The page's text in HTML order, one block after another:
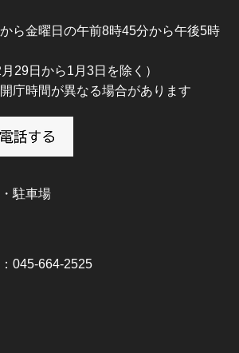
ら金曜日の午前8時45分から午後5時
29日から1月3日を除く）
庁時間が異なる場合があります
駐車場
045-664-2525